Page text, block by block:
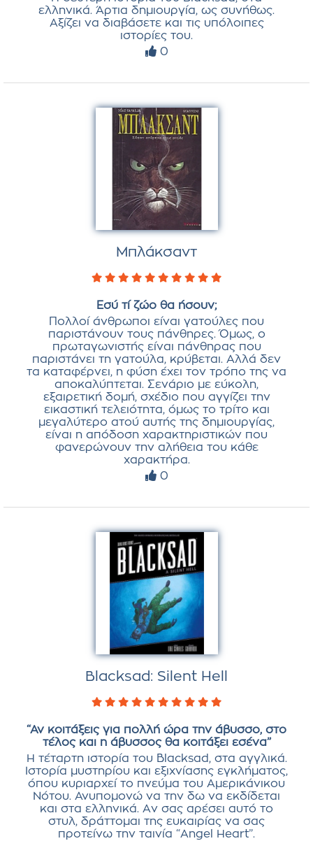
ελληνικά. Άρτια δημιουργία, ως συνήθως.
Αξίζει να διαβάσετε και τις υπόλοιπες
ιστορίες του.
0
Μπλάκσαντ
Εσύ τί ζώο θα ήσουν;
Πολλοί άνθρωποι είναι γατούλες που
παριστάνουν τους πάνθηρες. Όμως, ο
πρωταγωνιστής είναι πάνθηρας που
παριστάνει τη γατούλα, κρύβεται. Αλλά δεν
τα καταφέρνει, η φύση έχει τον τρόπο της να
αποκαλύπτεται. Σενάριο με εύκολη,
εξαιρετική δομή, σχέδιο που αγγίζει την
εικαστική τελειότητα, όμως το τρίτο και
μεγαλύτερο ατού αυτής της δημιουργίας,
είναι η απόδοση χαρακτηριστικών που
φανερώνουν την αλήθεια του κάθε
χαρακτήρα.
0
Blacksad: Silent Hell
“Αν κοιτάξεις για πολλή ώρα την άβυσσο, στο
τέλος και η άβυσσος θα κοιτάξει εσένα”
Η τέταρτη ιστορία του Blacksad, στα αγγλικά.
Ιστορία μυστηρίου και εξιχνίασης εγκλήματος,
όπου κυριαρχεί το πνεύμα του Αμερικάνικου
Νότου. Ανυπομονώ να την δω να εκδίδεται
και στα ελληνικά. Aν σας αρέσει αυτό το
στυλ, δράττομαι της ευκαιρίας να σας
προτείνω την ταινία “Angel Heart”.